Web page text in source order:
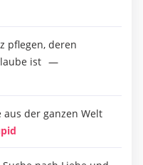
pflegen, deren
ist
der ganzen Welt